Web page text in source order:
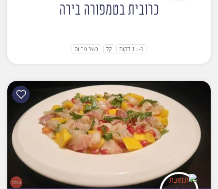
כרובית בטמפורה בירה
כ-15 דקות קל כשר פרווה